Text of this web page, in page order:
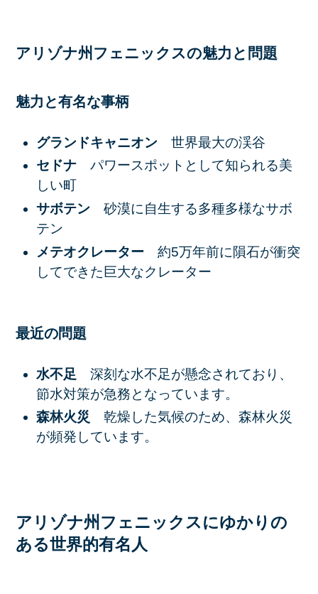
アリゾナ州フェニックスの魅力と問題
魅力と有名な事柄
グランドキャニオン世界最大の渓谷
セドナパワースポットとして知られる美
しい町
サボテン砂漠に自生する多種多様なサボ
テン
メテオクレーター 約5万年前に隕石が衝突
してできた巨大なクレーター
最近の問題
水不足 深刻な水不足が懸念されており、
節水対策が急務となっています。
森林火災 乾燥した気候のため、森林火災
が頻発しています。
アリゾナ州フェニックスにゆかりの
ある世界的有名人